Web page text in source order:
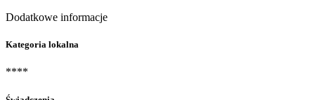
Dodatkowe informacje
Kategoria lokalna
****